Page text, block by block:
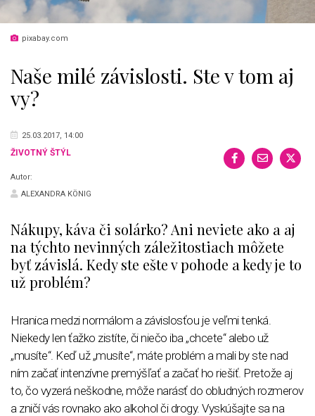
pixabay.com
Naše milé závislosti. Ste v tom aj
vy?
25.03.2017, 14:00
ŽIVOTNÝ ŠTÝL
Autor:
ALEXANDRA KÖNIG
Nákupy, káva či solárko? Ani neviete ako a aj
na týchto nevinných záležitostiach môžete
byť závislá. Kedy ste ešte v pohode a kedy je to
už problém?
Hranica medzi normálom a závislosťou je veľmi tenká.
Niekedy len ťažko zistíte, či niečo iba „chcete“ alebo už
„musíte“. Keď už „musíte“, máte problém a mali by ste nad
ním začať intenzívne premýšľať a začať ho riešiť. Pretože aj
to, čo vyzerá neškodne, môže narásť do obludných rozmerov
a zničí vás rovnako ako alkohol či drogy. Vyskúšajte sa na